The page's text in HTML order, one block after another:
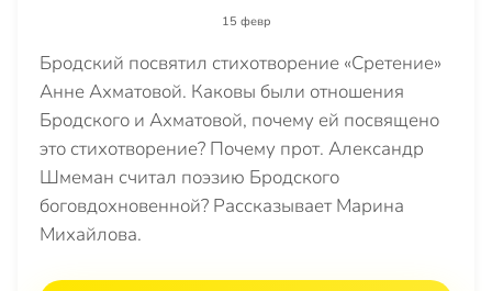
15 февр
Бродский посвятил стихотворение «Сретение»
Анне Ахматовой. Каковы были отношения
Бродского и Ахматовой, почему ей посвящено
это стихотворение? Почему прот. Александр
Шмеман считал поэзию Бродского
боговдохновенной? Рассказывает Марина
Михайлова.